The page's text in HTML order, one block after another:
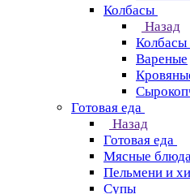
Колбасы
Назад
Колбасы
Вареные
Готовая еда
Назад
Готовая еда
Мясные
Пельмени и
Супы